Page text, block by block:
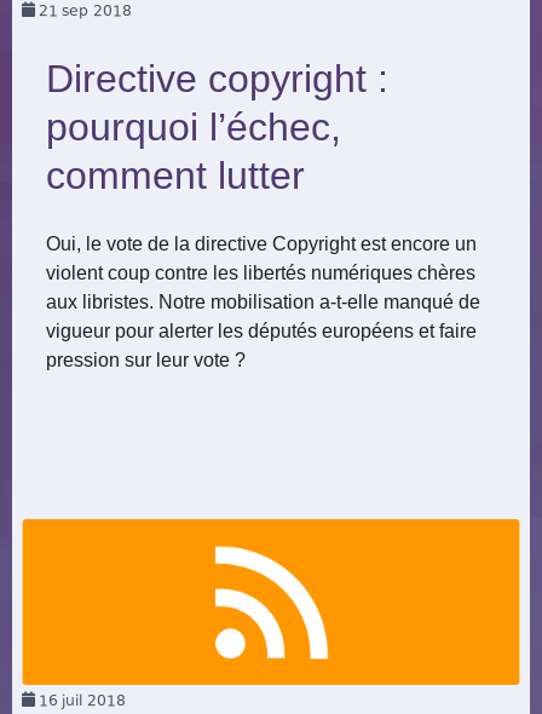
21 sep 2018
Directive copyright :
pourquoi l’échec,
comment lutter
Oui, le vote de la directive Copyright est encore un
violent coup contre les libertés numériques chères
aux libristes. Notre mobilisation a-t-elle manqué de
vigueur pour alerter les députés européens et faire
pression sur leur vote ?
16 juil 2018